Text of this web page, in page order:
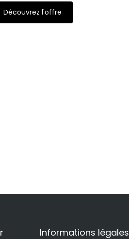
Découvrez l'offre
Informations légales